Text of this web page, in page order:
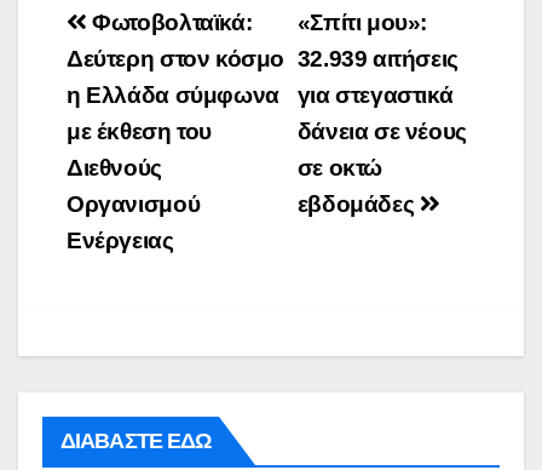
Post
navigation
«Σπίτι μου»:
32.939 αιτήσεις
για στεγαστικά
δάνεια σε νέους
σε οκτώ
εβδομάδες
Φωτοβολταϊκά:
Δεύτερη στον κόσμο
η Ελλάδα σύμφωνα
με έκθεση του
Διεθνούς
Οργανισμού
Ενέργειας
ΔΙΑΒΑΣΤΕ ΕΔΩ